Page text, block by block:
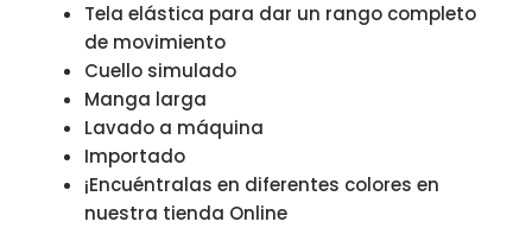
Tela elástica para dar un rango completo
de movimiento
Cuello simulado
Manga larga
Lavado a máquina
Importado
¡Encuéntralas en diferentes colores en
nuestra tienda Online